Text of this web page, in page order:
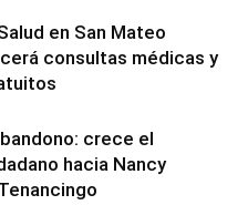
en San Mateo
consultas médicas y
crece el
hacia Nancy